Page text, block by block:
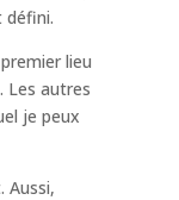
défini.
lieu
Les autres
je peux
Aussi,